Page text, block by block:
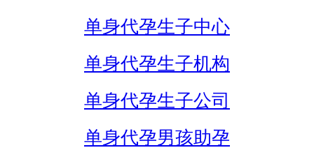
单身代孕生子中心
单身代孕生子机构
单身代孕生子公司
单身代孕男孩助孕